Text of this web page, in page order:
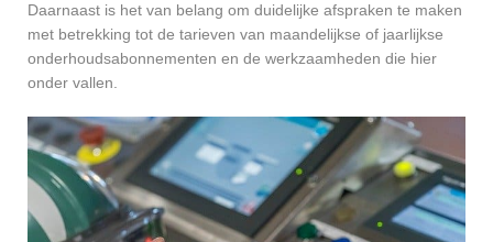
Daarnaast is het van belang om duidelijke afspraken te maken
met betrekking tot de tarieven van maandelijkse of jaarlijkse
onderhoudsabonnementen en de werkzaamheden die hier
onder vallen.